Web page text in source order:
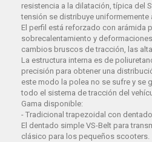
resistencia a la dilatación, típica del
tensión se distribuye uniformemente
El perfil está reforzado con arámida
sobrecalentamiento y
cambios bruscos de tracción, las
La estructura interna es de
precisión para obtener una
este modo la polea no se sufre y se
todo el sistema de tracción del
Gama disponible:
- Tradicional trapezoidal con
El dentado simple VS-Belt para
clásico para los pequeños scooters.